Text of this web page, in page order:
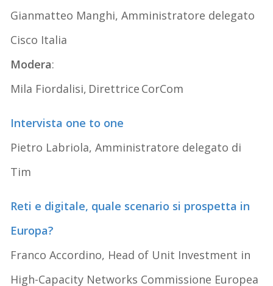
Gianmatteo Manghi, Amministratore delegato
Cisco Italia
Modera:
Mila Fiordalisi, Direttrice CorCom
Intervista one to one
Pietro Labriola, Amministratore delegato di
Tim
Reti e digitale, quale scenario si prospetta in
Europa?
Franco Accordino, Head of Unit Investment in
High-Capacity Networks Commissione Europea